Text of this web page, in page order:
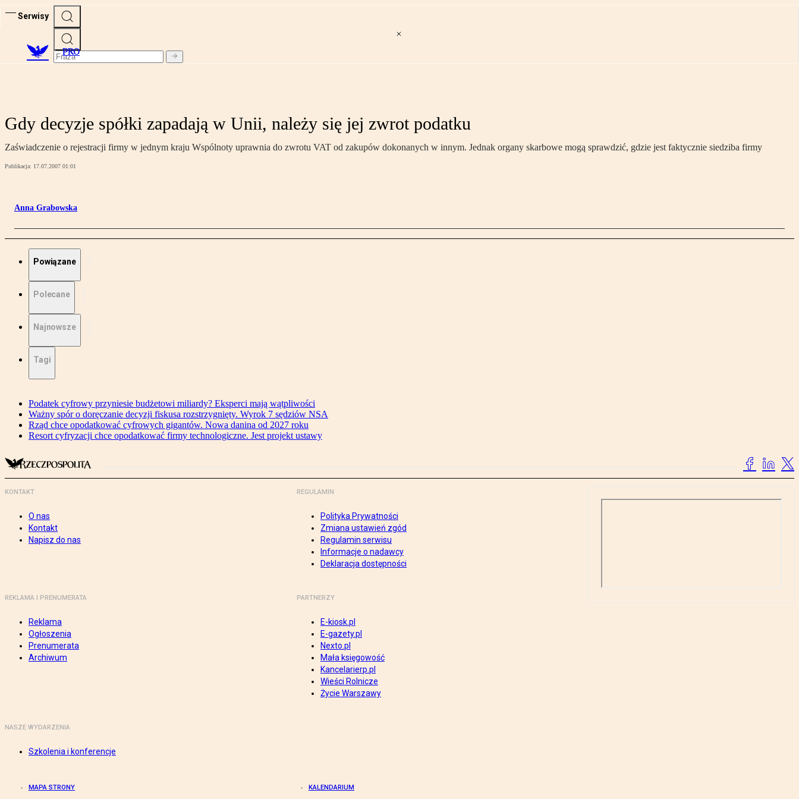
Serwisy
PRO
Gdy decyzje spółki zapadają w Unii, należy się jej zwrot podatku
Zaświadczenie o rejestracji firmy w jednym kraju Wspólnoty uprawnia do zwrotu VAT od zakupów dokonanych w innym. Jednak organy skarbowe mogą sprawdzić, gdzie jest faktycznie siedziba firmy
Publikacja: 17.07.2007 01:01
Anna Grabowska
Powiązane
Polecane
Najnowsze
Tagi
Podatek cyfrowy przyniesie budżetowi miliardy? Eksperci mają wątpliwości
Ważny spór o doręczanie decyzji fiskusa rozstrzygnięty. Wyrok 7 sędziów NSA
Rząd chce opodatkować cyfrowych gigantów. Nowa danina od 2027 roku
Resort cyfryzacji chce opodatkować firmy technologiczne. Jest projekt ustawy
KONTAKT
O nas
Kontakt
Napisz do nas
REGULAMIN
Polityka Prywatności
Zmiana ustawień zgód
Regulamin serwisu
Informacje o nadawcy
Deklaracja dostępności
REKLAMA I PRENUMERATA
Reklama
Ogłoszenia
Prenumerata
Archiwum
PARTNERZY
E-kiosk.pl
E-gazety.pl
Nexto.pl
Mała księgowość
Kancelarierp.pl
Wieści Rolnicze
Życie Warszawy
NASZE WYDARZENIA
Szkolenia i konferencje
MAPA STRONY KALENDARIUM